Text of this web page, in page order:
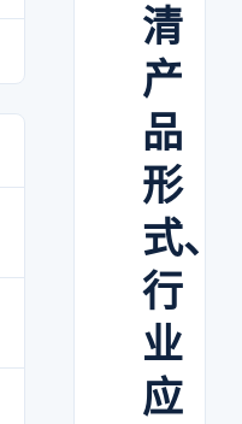
清
产
品
形
式、
行
业
应